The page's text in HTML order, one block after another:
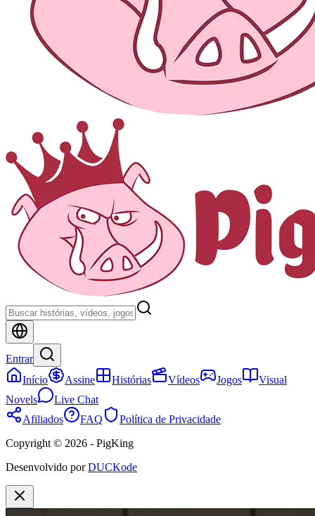
Entrar
Início
Assine Histórias Vídeos Jogos
Visual
Novels
Live Chat
Afiliados
FAQ
Política de Privacidade
Copyright © 2026 - PigKing
Desenvolvido por DUCKode